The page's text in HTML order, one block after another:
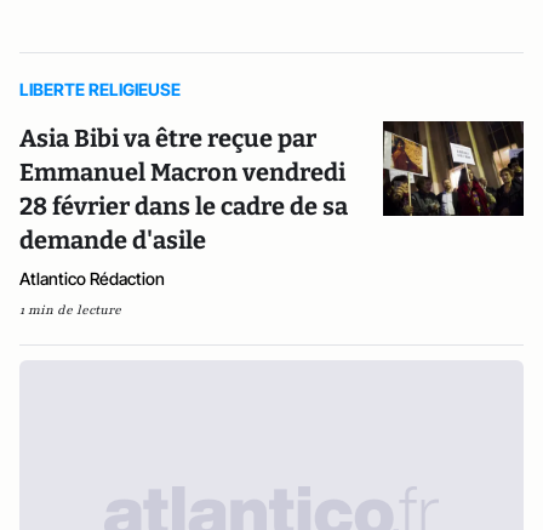
LIBERTE RELIGIEUSE
Asia Bibi va être reçue par
Emmanuel Macron vendredi
28 février dans le cadre de sa
demande d'asile
Atlantico Rédaction
1 min de lecture